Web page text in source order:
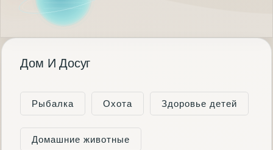
Дом И Досуг
Рыбалка Охота Здоровье детей
Домашние животные